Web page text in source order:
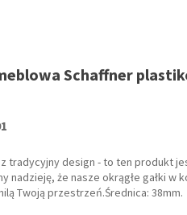
Schaffner
tradycyjny design - to ten produkt
nadzieję, że nasze okrągłe gałki w
Twoją przestrzeń.Średnica: 38mm.